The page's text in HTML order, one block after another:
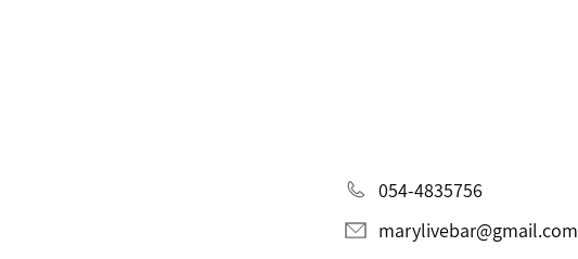
054-4835756
marylivebar@gmail.com